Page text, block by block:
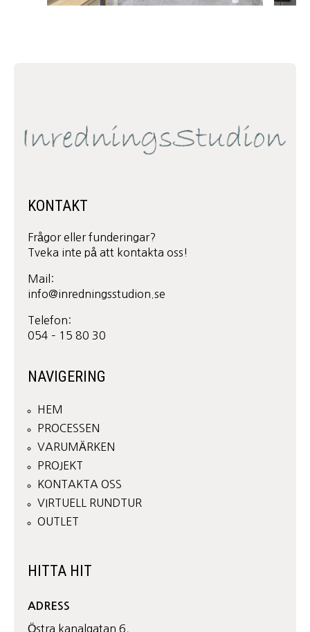
KONTAKT
Frågor eller funderingar?
Tveka inte på att kontakta oss!
Mail:
info@inredningsstudion.se
Telefon:
054 – 15 80 30
NAVIGERING
HEM
PROCESSEN
VARUMÄRKEN
PROJEKT
KONTAKTA OSS
VIRTUELL RUNDTUR
OUTLET
HITTA HIT
ADRESS
Östra kanalgatan 6,